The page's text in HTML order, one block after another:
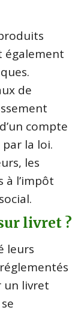
également
de
compte
la loi.
les
à l’impôt
livret ?
leurs
un livret